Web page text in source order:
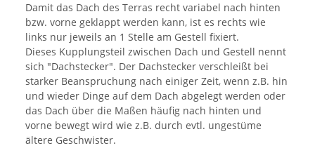
Damit das Dach des Terras recht variabel nach hinten
bzw. vorne geklappt werden kann, ist es rechts wie
links nur jeweils an 1 Stelle am Gestell fixiert.
Dieses Kupplungsteil zwischen Dach und Gestell nennt
sich "Dachstecker". Der Dachstecker verschleißt bei
starker Beanspruchung nach einiger Zeit, wenn z.B. hin
und wieder Dinge auf dem Dach abgelegt werden oder
das Dach über die Maßen häufig nach hinten und
vorne bewegt wird wie z.B. durch evtl. ungestüme
ältere Geschwister.